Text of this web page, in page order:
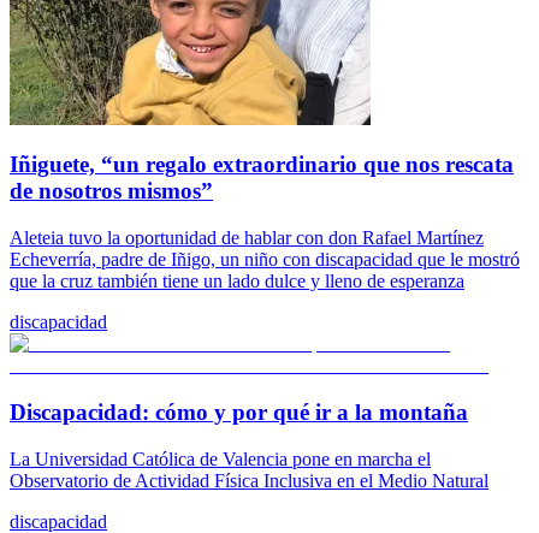
Iñiguete, “un regalo extraordinario que nos rescata
de nosotros mismos”
Aleteia tuvo la oportunidad de hablar con don Rafael Martínez
Echeverría, padre de Iñigo, un niño con discapacidad que le mostró
que la cruz también tiene un lado dulce y lleno de esperanza
discapacidad
Discapacidad: cómo y por qué ir a la montaña
La Universidad Católica de Valencia pone en marcha el
Observatorio de Actividad Física Inclusiva en el Medio Natural
discapacidad